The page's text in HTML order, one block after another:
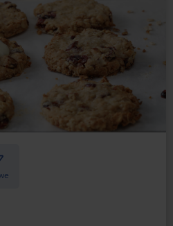
sporo. Nie wahaj się więc
by znaleźć swój ulubiony
czekoladą i żurawiną.
żurawiny...
do słoiczków i zawekuj.
połączeniu z serem
na ciepło, to smak
się także do kanapek,